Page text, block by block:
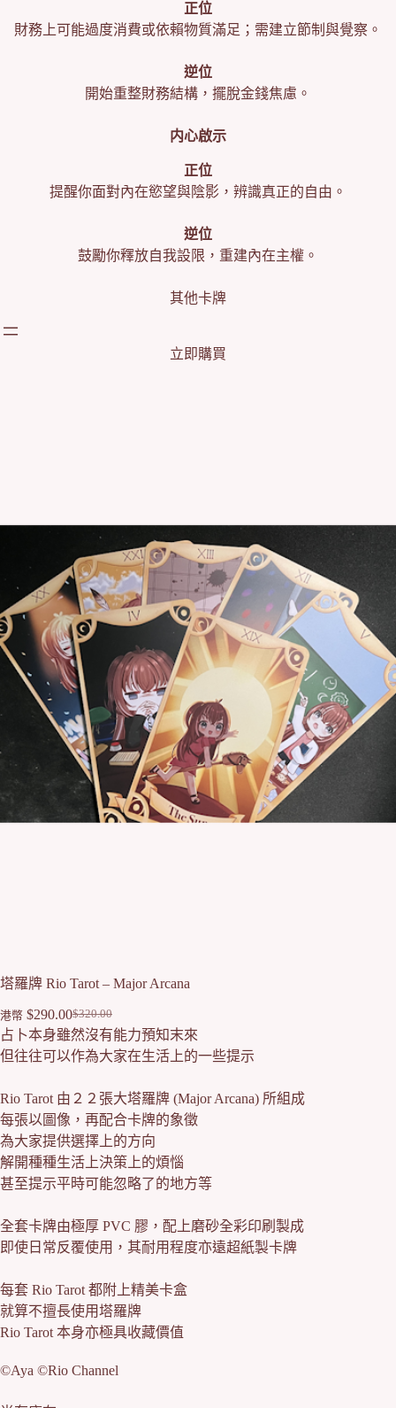
正位
財務上可能過度消費或依賴物質滿足；需建立節制與覺察。
逆位
開始重整財務結構，擺脫金錢焦慮。
内心啟示
正位
提醒你面對內在慾望與陰影，辨識真正的自由。
逆位
鼓勵你釋放自我設限，重建內在主權。
其他卡牌
立即購買
塔羅牌 Rio Tarot – Major Arcana
港幣 $320.00
O
r
i
n
a
p
r
i
w
a
$
3
2
0
0
$290.00C
u
r
n
t
p
r
i
c
s
:
9
0
0
占卜本身雖然沒有能力預知末來
但往往可以作為大家在生活上的一些提示
Rio Tarot 由２２張大塔羅牌 (Major Arcana) 所組成
每張以圖像，再配合卡牌的象徵
為大家提供選擇上的方向
解開種種生活上決策上的煩惱
甚至提示平時可能忽略了的地方等
全套卡牌由極厚 PVC 膠，配上磨砂全彩印刷製成
即使日常反覆使用，其耐用程度亦遠超紙製卡牌
每套 Rio Tarot 都附上精美卡盒
就算不擅長使用塔羅牌
Rio Tarot 本身亦極具收藏價值
©Aya ©Rio Channel